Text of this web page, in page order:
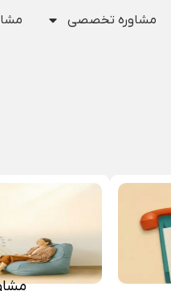
مشاوره تخصصی